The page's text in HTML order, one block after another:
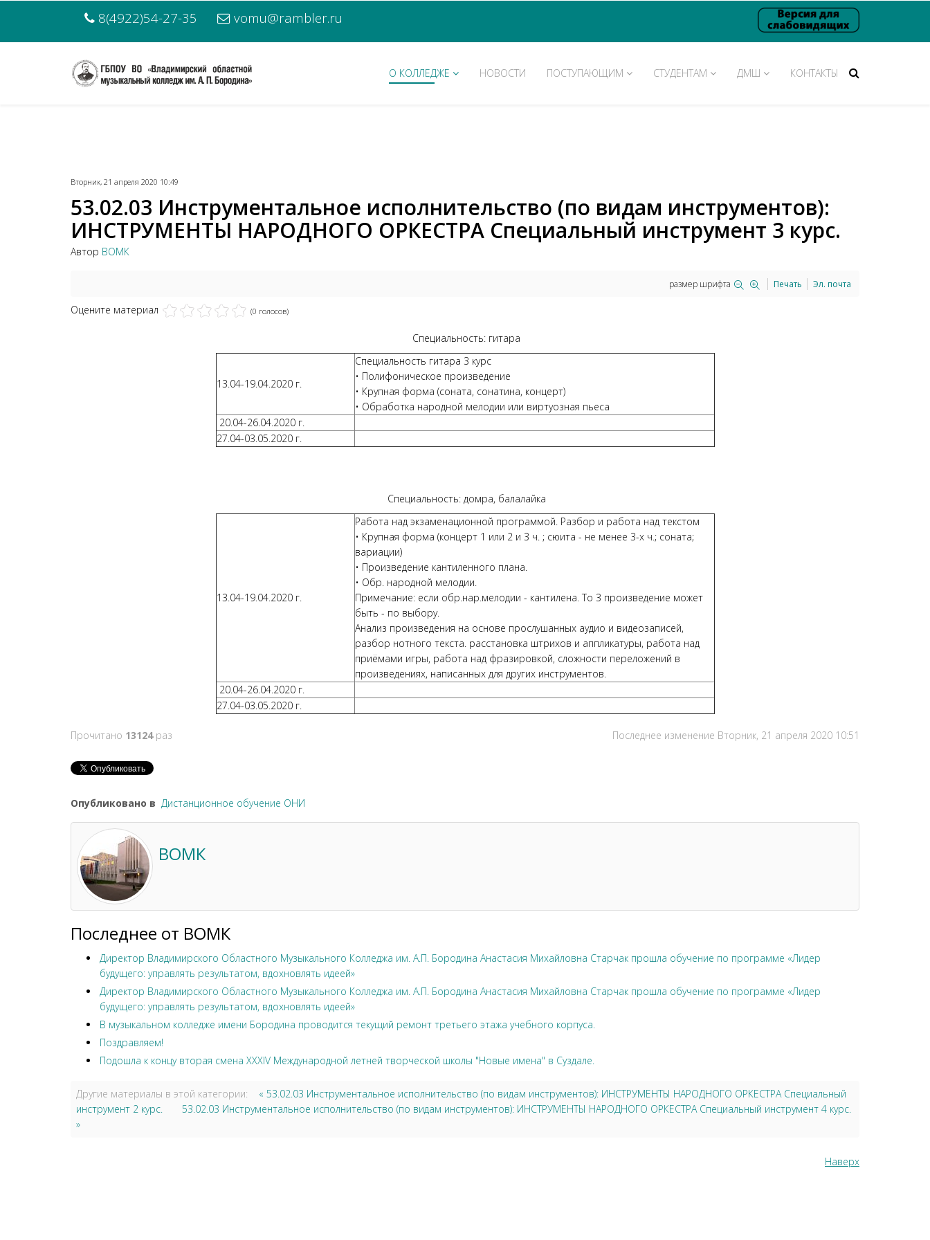
8(4922)54-27-35 vomu@rambler.ru
О КОЛЛЕДЖЕ НОВОСТИ ПОСТУПАЮЩИМ СТУДЕНТАМ ДМШ КОНТАКТЫ
Вторник, 21 апреля 2020 10:49
53.02.03 Инструментальное исполнительство (по видам инструментов):
ИНСТРУМЕНТЫ НАРОДНОГО ОРКЕСТРА Специальный инструмент 3 курс.
Автор ВОМК
размер шрифта Печать Эл. почта
Оцените материал (0 голосов)
Специальность: гитара
13.04-19.04.2020 г.
Специальность гитара 3 курс
• Полифоническое произведение
• Крупная форма (соната, сонатина, концерт)
• Обработка народной мелодии или виртуозная пьеса
20.04-26.04.2020 г.
27.04-03.05.2020 г.
Специальность: домра, балалайка
13.04-19.04.2020 г.
Работа над экзаменационной программой. Разбор и работа над текстом
• Крупная форма (концерт 1 или 2 и 3 ч. ; сюита - не менее 3-х ч.; соната;
вариации)
• Произведение кантиленного плана.
• Обр. народной мелодии.
Примечание: если обр.нар.мелодии - кантилена. То 3 произведение может
быть - по выбору.
Анализ произведения на основе прослушанных аудио и видеозаписей,
разбор нотного текста. расстановка штрихов и аппликатуры, работа над
приёмами игры, работа над фразировкой, сложности переложений в
произведениях, написанных для других инструментов.
20.04-26.04.2020 г.
27.04-03.05.2020 г.
Прочитано 13124раз Последнее изменение Вторник, 21 апреля 2020 10:51
Опубликовано в Дистанционное обучение ОНИ
ВОМК
Последнее от ВОМК
Директор Владимирского Областного Музыкального Колледжа им. А.П. Бородина Анастасия Михайловна Старчак прошла обучение по программе «Лидер
будущего: управлять результатом, вдохновлять идеей»
Директор Владимирского Областного Музыкального Колледжа им. А.П. Бородина Анастасия Михайловна Старчак прошла обучение по программе «Лидер
будущего: управлять результатом, вдохновлять идеей»
В музыкальном колледже имени Бородина проводится текущий ремонт третьего этажа учебного корпуса.
Поздравляем!
Подошла к концу вторая смена XXXIV Международной летней творческой школы "Новые имена" в Суздале.
Другие материалы в этой категории:
« 53.02.03 Инструментальное исполнительство (по видам инструментов): ИНСТРУМЕНТЫ НАРОДНОГО ОРКЕСТРА Специальный
инструмент 2 курс.
53.02.03 Инструментальное исполнительство (по видам инструментов): ИНСТРУМЕНТЫ НАРОДНОГО ОРКЕСТРА Специальный инструмент 4 курс.
»
Наверх